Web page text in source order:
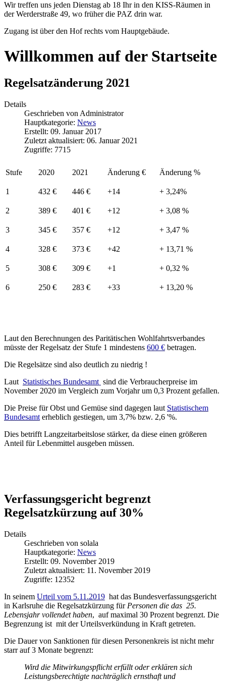
Wir treffen uns jeden Dienstag ab 18 Ihr in den KISS-Räumen in
der Werderstraße 49, wo früher die PAZ drin war.
Zugang ist über den Hof rechts vom Hauptgebäude.
Willkommen auf der Startseite
Regelsatzänderung 2021
Details
Geschrieben von Administrator
Hauptkategorie: News
Erstellt: 09. Januar 2017
Zuletzt aktualisiert: 06. Januar 2021
Zugriffe: 7715
Stufe 2020 2021 Änderung € Änderung %
1 432 € 446 € +14 + 3,24%
2 389 € 401 € +12 + 3,08 %
3 345 € 357 € +12 + 3,47 %
4 328 € 373 € +42 + 13,71 %
5 308 € 309 € +1 + 0,32 %
6 250 € 283 € +33 + 13,20 %
Laut den Berechnungen des Paritätischen Wohlfahrtsverbandes
müsste der Regelsatz der Stufe 1 mindestens 600 € betragen.
Die Regelsätze sind also deutlich zu niedrig !
Laut Statistisches Bundesamt sind die Verbraucherpreise im
November 2020 im Vergleich zum Vorjahr um 0,3 Prozent gefallen.
Die Preise für Obst und Gemüse sind dagegen laut Statistischem
Bundesamt erheblich gestiegen, um 3,7% bzw. 2,6 '%.
Dies betrifft Langzeitarbeitslose stärker, da diese einen größeren
Anteil für Lebenmittel ausgeben müssen.
Verfassungsgericht begrenzt
Regelsatzkürzung auf 30%
Details
Geschrieben von solala
Hauptkategorie: News
Erstellt: 09. November 2019
Zuletzt aktualisiert: 11. November 2019
Zugriffe: 12352
In seinem Urteil vom 5.11.2019 hat das Bundesverfassungsgericht
in Karlsruhe die Regelsatzkürzung für Personen die das 25.
Lebensjahr vollendet haben, auf maximal 30 Prozent begrenzt. Die
Begrenzung ist mit der Urteilsverkündung in Kraft getreten.
Die Dauer von Sanktionen für diesen Personenkreis ist nicht mehr
starr auf 3 Monate begrenzt:
Wird die Mitwirkungspflicht erfüllt oder erklären sich
Leistungsberechtigte nachträglich ernsthaft und